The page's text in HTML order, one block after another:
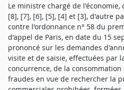
Le ministre chargé de l'économie,
[8], [7], [6], [5], [4] et [3], d'autre
contre l'ordonnance n° 58 du
d'appel de Paris, en date du 15
prononcé sur les demandes
visite et de saisie, effectuées par
concurrence, de la
fraudes en vue de rechercher la